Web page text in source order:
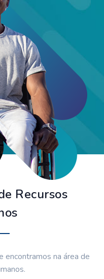
Recursos
na área de